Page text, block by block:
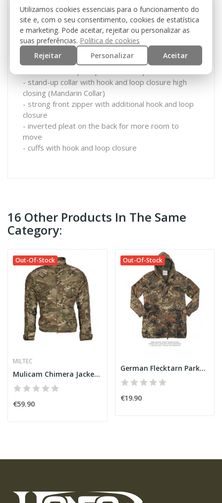
- 2 slanted chest pockets with hook and loop
closure
- elbow border which can be reinforced by
upholstery
- 2 shoulder pockets with hook and loop
- stand-up collar with hook and loop closure high
closing (Mandarin Collar)
- strong front zipper with additional hook and loop
closure
- inverted pleat on the back for more room to
move
- cuffs with hook and loop closure
16 Other Products In The Same
Category:
Out-Of-Stock
MILTEC
Mulicam Chimera Jacket [Miltec]
€59.90
Out-Of-Stock
German Flecktarn Parka Used
€19.90
Utilizamos cookies essenciais para o funcionamento do
site e, com o seu consentimento, cookies de estatística
e marketing. Pode aceitar, rejeitar ou personalizar as
suas preferências. Política de cookies
Rejeitar
Personalizar Aceitar